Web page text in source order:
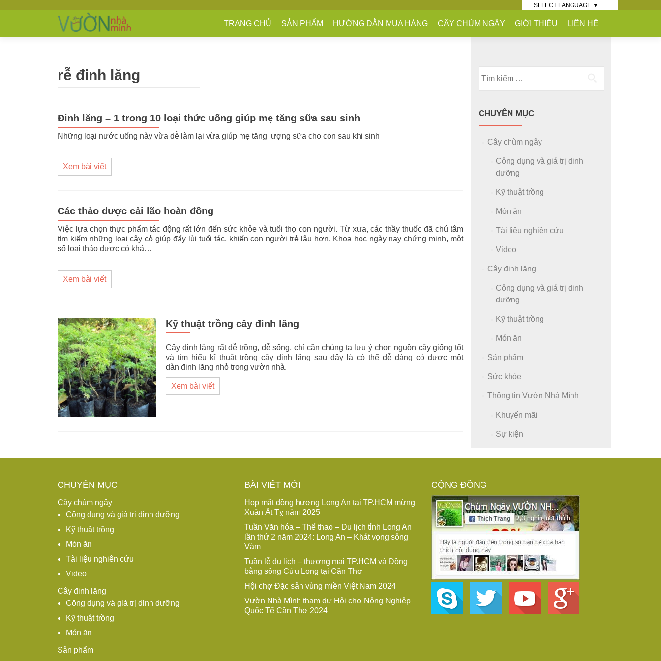
SELECT LANGUAGE ▼
TRANG CHỦ SẢN PHẨM HƯỚNG DẪN MUA HÀNG CÂY CHÙM NGÂY GIỚI THIỆU LIÊN HỆ
rễ đinh lăng
Đinh lăng – 1 trong 10 loại thức uống giúp mẹ tăng sữa sau sinh
Những loại nước uống này vừa dễ làm lại vừa giúp mẹ tăng lượng sữa cho con sau khi sinh
Xem bài viết
Các thảo dược cải lão hoàn đồng
Việc lựa chọn thực phẩm tác động rất lớn đến sức khỏe và tuổi thọ con người. Từ xưa, các thầy thuốc đã chú tâm
tìm kiếm những loại cây cỏ giúp đẩy lùi tuổi tác, khiến con người trẻ lâu hơn. Khoa học ngày nay chứng minh, một
số loại thảo dược có khả…
Xem bài viết
Kỹ thuật trồng cây đinh lăng
Cây đinh lăng rất dễ trồng, dễ sống, chỉ cần chúng ta lưu ý chọn nguồn cây giống tốt
và tìm hiểu kĩ thuật trồng cây đinh lăng sau đây là có thể dễ dàng có được một
dàn đinh lăng nhỏ trong vườn nhà.
Xem bài viết
Posts navigation
CHUYÊN MỤC
Cây chùm ngây
Công dụng và giá trị dinh
dưỡng
Kỹ thuật trồng
Món ăn
Tài liệu nghiên cứu
Video
Cây đinh lăng
Công dụng và giá trị dinh
dưỡng
Kỹ thuật trồng
Món ăn
Sản phẩm
Sức khỏe
Thông tin Vườn Nhà Mình
Khuyến mãi
Sự kiện
CHUYÊN MỤC
Cây chùm ngây
Công dụng và giá trị dinh dưỡng
Kỹ thuật trồng
Món ăn
Tài liệu nghiên cứu
Video
Cây đinh lăng
Công dụng và giá trị dinh dưỡng
Kỹ thuật trồng
Món ăn
Sản phẩm
BÀI VIẾT MỚI
Họp mặt đồng hương Long An tại TP.HCM mừng
Xuân Ất Tỵ năm 2025
Tuần Văn hóa – Thể thao – Du lịch tỉnh Long An
lần thứ 2 năm 2024: Long An – Khát vọng sông
Vàm
Tuần lễ du lịch – thương mại TP.HCM và Đồng
bằng sông Cửu Long tại Cần Thơ
Hội chợ Đặc sản vùng miền Việt Nam 2024
Vườn Nhà Mình tham dự Hội chợ Nông Nghiệp
Quốc Tế Cần Thơ 2024
CỘNG ĐỒNG